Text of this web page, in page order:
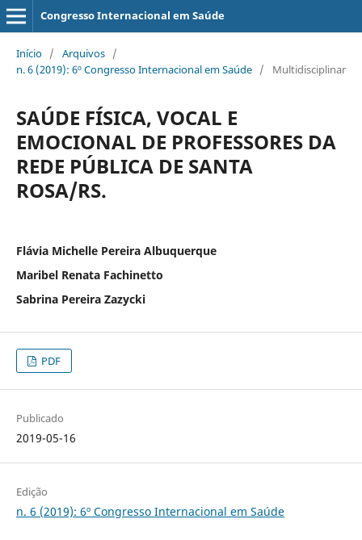
Congresso Internacional em Saúde
Início / Arquivos /
n. 6 (2019): 6º Congresso Internacional em Saúde / Multidisciplinar
SAÚDE FÍSICA, VOCAL E
EMOCIONAL DE PROFESSORES DA
REDE PÚBLICA DE SANTA
ROSA/RS.
Flávia Michelle Pereira Albuquerque
Maribel Renata Fachinetto
Sabrina Pereira Zazycki
PDF
Publicado
2019-05-16
Edição
n. 6 (2019): 6º Congresso Internacional em Saúde